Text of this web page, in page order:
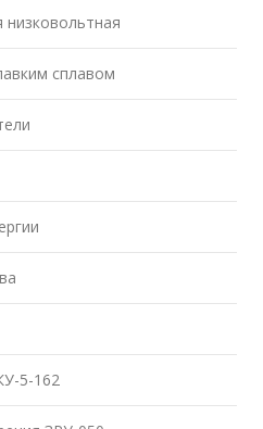
низковольтная
сплавом
5-162